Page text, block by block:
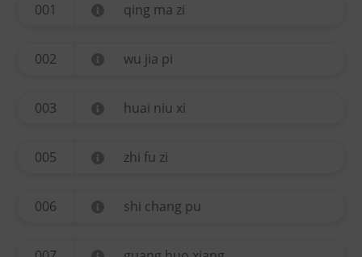
001 qing ma zi
002 wu jia pi
003 huai niu xi
005 zhi fu zi
006 shi chang pu